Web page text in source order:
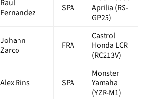
Raul
Fernandez
SPA
Aprilia (RS-
GP25)
Johann
Zarco
FRA
Castrol
Honda LCR
(RC213V)
Alex Rins SPA
Monster
Yamaha
(YZR-M1)